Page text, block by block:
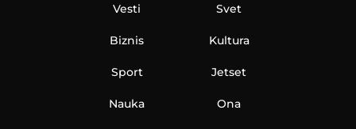
Vesti
Biznis
Sport
Nauka
Svet
Kultura
Jetset
Ona